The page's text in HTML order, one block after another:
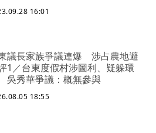
16:01
議長家族爭議連爆 涉占農地避
1／台東度假村涉圖利、疑躲環
秀華爭議：概無參與
18:55